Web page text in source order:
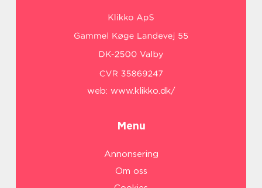
web: www.klikko.dk/
Menu
Annonsering
Om oss